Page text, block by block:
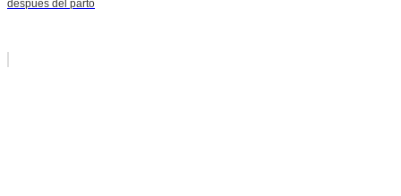
despues del parto